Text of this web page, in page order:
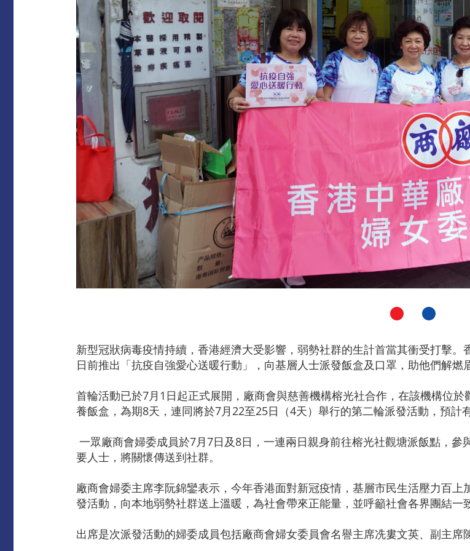
新型冠狀病毒疫情持續，香港經濟大受影響，弱勢社群的生計首當其衝受打擊。
日前推出「抗疫自強愛心送暖行動」，向基層人士派發飯盒及口罩，助他們解燃
首輪活動已於7月1日起正式展開，廠商會與慈善機構榕光社合作，在該機構位
養飯盒，為期8天，連同將於7月22至25日（4天）舉行的第二輪派發活動，預計
一眾廠商會婦委成員於7月7日及8日，一連兩日親身前往榕光社觀塘派飯點，
要人士，將關懷傳送到社群。
廠商會婦委主席李阮錦鑾表示，今年香港面對新冠疫情，基層市民生活壓力百
發活動，向本地弱勢社群送上溫暖，為社會帶來正能量，並呼籲社會各界團結一
出席是次派發活動的婦委成員包括廠商會婦女委員會名譽主席冼婁文英、副主席